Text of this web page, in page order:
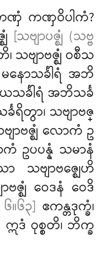
ကဏှံ ကဏှဝိပါကံ?
[သဗျာပဇ္ဈံ (သဗ္ဗ
သဗျာဗဇ္ဈံ ဝစီသ
မနောသင်္ခါရံ အဘိ
သင်္ခါရံ အဘိသင်္ခ
ခရိတွာ၊ သဗျာဗဇ္
ျာဗဇ္ဈံ လောကံ ဥ
ဥပပန္နံ သမာနံ
သဗျာဗဇ္ဈေဟိ
ဇ္ဈံ ဝေဒနံ ဝေဒိ
။၆၃] ဧကန္တဒုက္ခံ၊
ဒံ ဝုစ္စတိ၊ ဘိက္ခ